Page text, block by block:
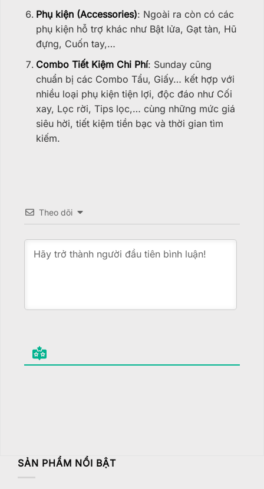
SẢN PHẨM NỔI BẬT
Phụ kiện (Accessories): Ngoài ra còn có các
phụ kiện hỗ trợ khác như Bật lửa, Gạt tàn, Hũ
đựng, Cuốn tay,…
Combo Tiết Kiệm Chi Phí: Sunday cũng
chuẩn bị các Combo Tẩu, Giấy… kết hợp với
nhiều loại phụ kiện tiện lợi, độc đáo như Cối
xay, Lọc rời, Tips lọc,… cùng những mức giá
siêu hời, tiết kiệm tiền bạc và thời gian tìm
kiếm.
Theo dõi